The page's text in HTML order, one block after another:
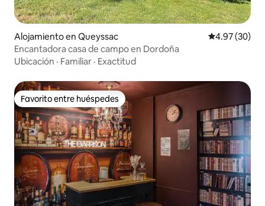
Alojamiento en Queyssac Calificación
4.97 (30)
Encantadora casa de campo en Dordoña
Ubicación · Familiar · Exactitud
Favorito entre huéspedes
Favorito entre huéspedes